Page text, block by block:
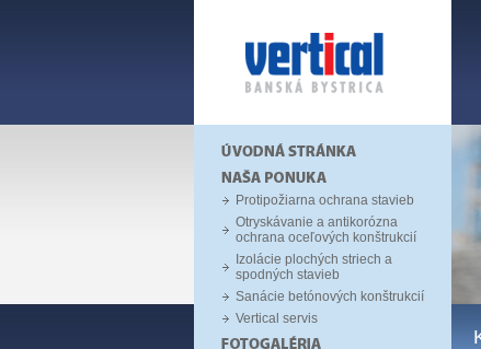
Protipožiarna ochrana stavieb
Otryskávanie a antikorózna
ochrana oceľových konštrukcií
Izolácie plochých striech a
spodných stavieb
Sanácie betónových konštrukcií
Vertical servis